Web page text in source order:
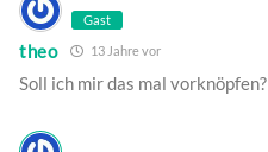
Gast
theo 13 Jahre vor
Soll ich mir das mal vorknöpfen?